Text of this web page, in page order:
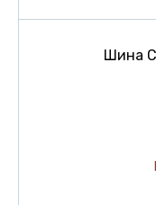
Шина